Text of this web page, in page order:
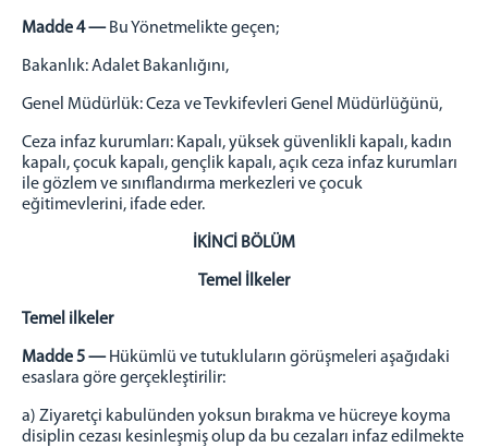
Madde 4 —Bu Yönetmelikte geçen;
Bakanlık: Adalet Bakanlığını,
Genel Müdürlük: Ceza ve Tevkifevleri Genel Müdürlüğünü,
Ceza infaz kurumları: Kapalı, yüksek güvenlikli kapalı, kadın
kapalı, çocuk kapalı, gençlik kapalı, açık ceza infaz kurumları
ile gözlem ve sınıflandırma merkezleri ve çocuk
eğitimevlerini, ifade eder.
İKİNCİ BÖLÜM
Temel İlkeler
Temel ilkeler
Madde 5 —Hükümlü ve tutukluların görüşmeleri aşağıdaki
esaslara göre gerçekleştirilir:
a) Ziyaretçi kabulünden yoksun bırakma ve hücreye koyma
disiplin cezası kesinleşmiş olup da bu cezaları infaz edilmekte